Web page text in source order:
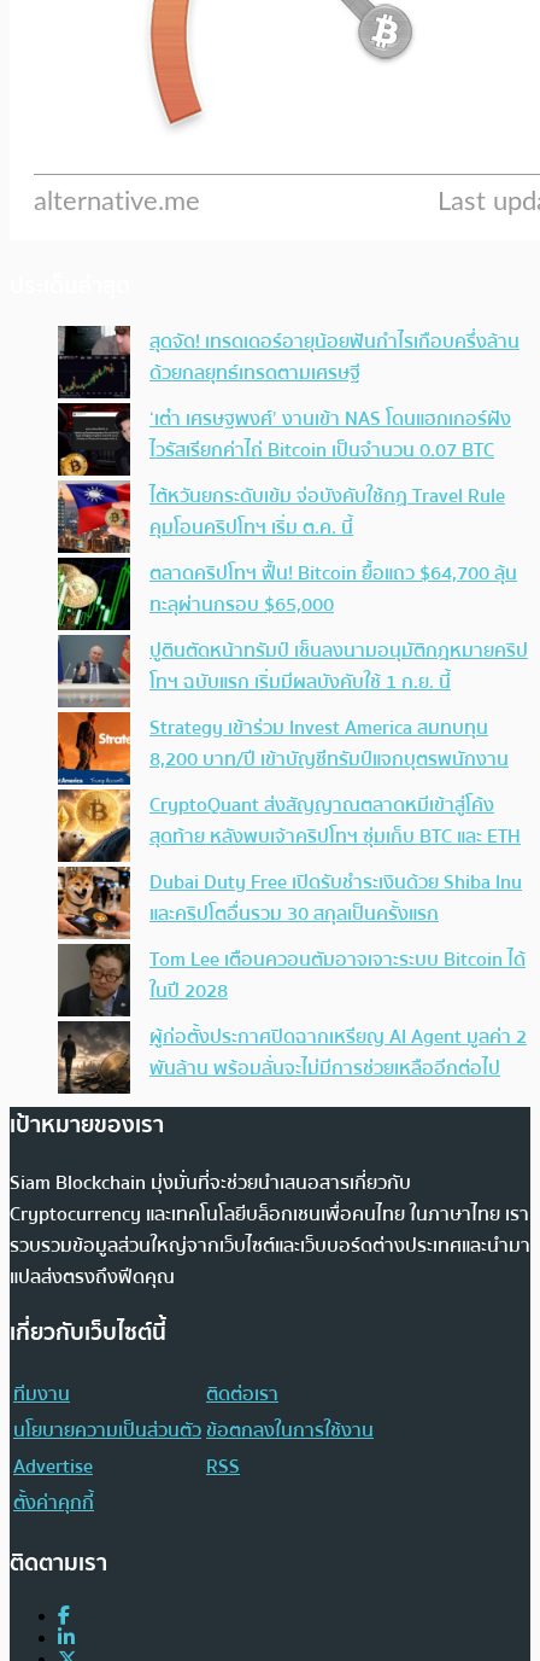
สุดจัด! เทรดเดอร์อายุน้อยฟันกำไรเกือบครึ่งล้าน
ด้วยกลยุทธ์เทรดตามเศรษฐี
‘เต๋า เศรษฐพงศ์’ งานเข้า NAS โดนแฮกเกอร์ฝัง
ไวรัสเรียกค่าไถ่ Bitcoin เป็นจำนวน 0.07 BTC
ไต้หวันยกระดับเข้ม จ่อบังคับใช้กฏ Travel Rule
คุมโอนคริปโทฯ เริ่ม ต.ค. นี้
ตลาดคริปโทฯ ฟื้น! Bitcoin ยื้อแถว $64,700 ลุ้น
ทะลุผ่านกรอบ $65,000
ปูตินตัดหน้าทรัมป์ เซ็นลงนามอนุมัติกฎหมายคริป
โทฯ ฉบับแรก เริ่มมีผลบังคับใช้ 1 ก.ย. นี้
Strategy เข้าร่วม Invest America สมทบทุน
8,200 บาท/ปี เข้าบัญชีทรัมป์แจกบุตรพนักงาน
CryptoQuant ส่งสัญญาณตลาดหมีเข้าสู่โค้ง
สุดท้าย หลังพบเจ้าคริปโทฯ ซุ่มเก็บ BTC และ ETH
Dubai Duty Free เปิดรับชำระเงินด้วย Shiba Inu
และคริปโตอื่นรวม 30 สกุลเป็นครั้งแรก
Tom Lee เตือนควอนตัมอาจเจาะระบบ Bitcoin ได้
ในปี 2028
ผู้ก่อตั้งประกาศปิดฉากเหรียญ AI Agent มูลค่า 2
พันล้าน พร้อมลั่นจะไม่มีการช่วยเหลืออีกต่อไป
เป้าหมายของเรา
Siam Blockchain มุ่งมั่นที่จะช่วยนำเสนอสารเกี่ยวกับ
Cryptocurrency และเทคโนโลยีบล็อกเชนเพื่อคนไทย ในภาษาไทย เรา
รวบรวมข้อมูลส่วนใหญ่จากเว็บไซต์และเว็บบอร์ดต่างประเทศและนำมา
แปลส่งตรงถึงฟีดคุณ
เกี่ยวกับเว็บไซต์นี้
ทีมงาน
ติดต่อเรา
นโยบายความเป็นส่วนตัวข้อตกลงในการใช้งาน
Advertise
RSS
ตั้งค่าคุกกี้
ติดตามเรา